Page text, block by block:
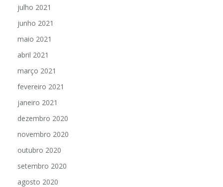
julho 2021
junho 2021
maio 2021
abril 2021
março 2021
fevereiro 2021
janeiro 2021
dezembro 2020
novembro 2020
outubro 2020
setembro 2020
agosto 2020